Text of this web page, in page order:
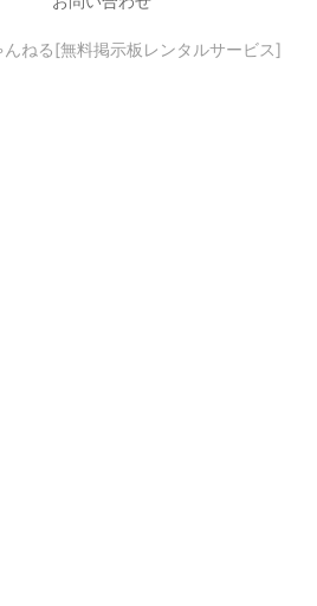
んねる[無料掲示板レンタルサービス]